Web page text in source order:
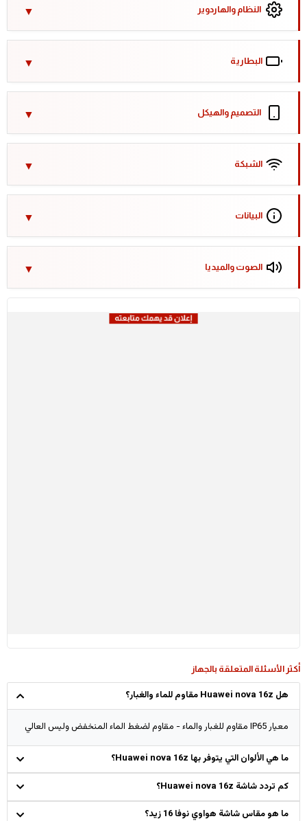
النظام والهاردوير
البطارية
التصميم والهيكل
الشبكة
البيانات
الصوت والميديا
أكثر الأسئلة المتعلقة بالجهاز
هل Huawei nova 16z مقاوم للماء والغبار؟
معيار IP65 مقاوم للغبار والماء - مقاوم لضغط الماء المنخفض وليس العالي
ما هي الألوان التي يتوفر بها Huawei nova 16z؟
كم تردد شاشة Huawei nova 16z؟
ما هو مقاس شاشة هواوي نوفا 16 زيد؟